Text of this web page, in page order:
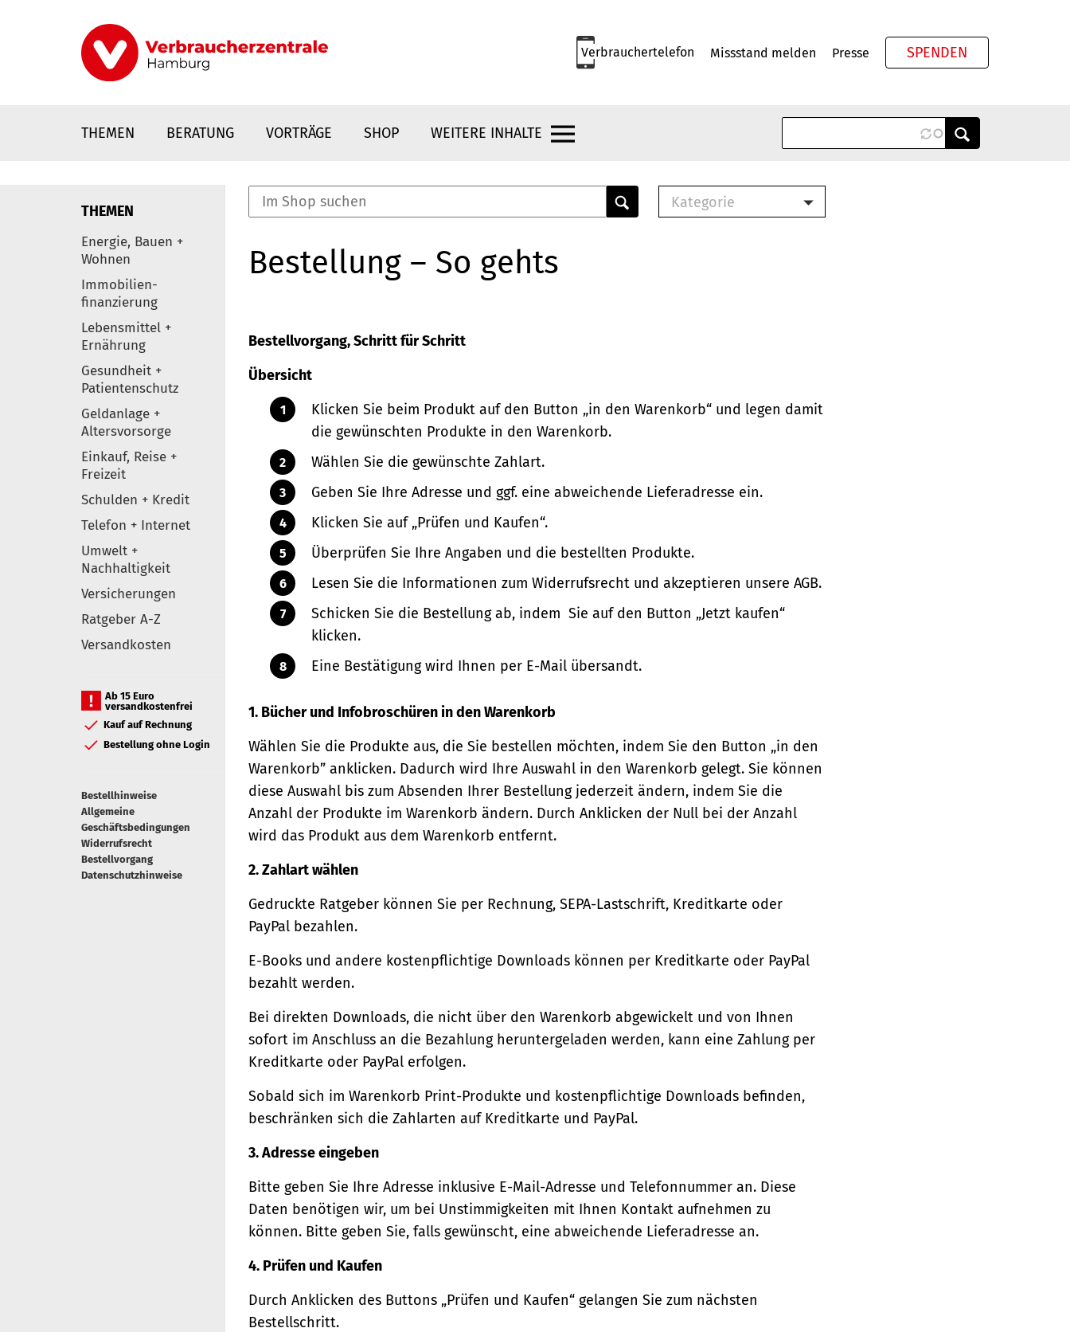
Verbrauchertelefon Missstand melden Presse SPENDEN
THEMEN BERATUNG VORTRÄGE SHOP WEITERE INHALTE
Elemente
THEMEN
Energie, Bauen +
Wohnen
Immobilien-
finanzierung
Lebensmittel +
Ernährung
Gesundheit +
Patientenschutz
Geldanlage +
Altersvorsorge
Einkauf, Reise +
Freizeit
Schulden + Kredit
Telefon + Internet
Umwelt +
Nachhaltigkeit
Versicherungen
Ratgeber A-Z
Versandkosten
Ab 15 Euro
versandkostenfrei
Kauf auf Rechnung
Bestellung ohne Login
Bestellhinweise
Allgemeine
Geschäftsbedingungen
Widerrufsrecht
Bestellvorgang
Datenschutzhinweise
Kategorie
Bestellung – So gehts
Bestellvorgang, Schritt für Schritt
Übersicht
Klicken Sie beim Produkt auf den Button „in den Warenkorb“ und legen damit
die gewünschten Produkte in den Warenkorb.
Wählen Sie die gewünschte Zahlart.
Geben Sie Ihre Adresse und ggf. eine abweichende Lieferadresse ein.
Klicken Sie auf „Prüfen und Kaufen“.
Überprüfen Sie Ihre Angaben und die bestellten Produkte.
Lesen Sie die Informationen zum Widerrufsrecht und akzeptieren unsere AGB.
Schicken Sie die Bestellung ab, indem Sie auf den Button „Jetzt kaufen“
klicken.
Eine Bestätigung wird Ihnen per E-Mail übersandt.
1. Bücher und Infobroschüren in den Warenkorb
Wählen Sie die Produkte aus, die Sie bestellen möchten, indem Sie den Button „in den
Warenkorb” anklicken. Dadurch wird Ihre Auswahl in den Warenkorb gelegt. Sie können
diese Auswahl bis zum Absenden Ihrer Bestellung jederzeit ändern, indem Sie die
Anzahl der Produkte im Warenkorb ändern. Durch Anklicken der Null bei der Anzahl
wird das Produkt aus dem Warenkorb entfernt.
2. Zahlart wählen
Gedruckte Ratgeber können Sie per Rechnung, SEPA-Lastschrift, Kreditkarte oder
PayPal bezahlen.
E-Books und andere kostenpflichtige Downloads können per Kreditkarte oder PayPal
bezahlt werden.
Bei direkten Downloads, die nicht über den Warenkorb abgewickelt und von Ihnen
sofort im Anschluss an die Bezahlung heruntergeladen werden, kann eine Zahlung per
Kreditkarte oder PayPal erfolgen.
Sobald sich im Warenkorb Print-Produkte und kostenpflichtige Downloads befinden,
beschränken sich die Zahlarten auf Kreditkarte und PayPal.
3. Adresse eingeben
Bitte geben Sie Ihre Adresse inklusive E-Mail-Adresse und Telefonnummer an. Diese
Daten benötigen wir, um bei Unstimmigkeiten mit Ihnen Kontakt aufnehmen zu
können. Bitte geben Sie, falls gewünscht, eine abweichende Lieferadresse an.
4. Prüfen und Kaufen
Durch Anklicken des Buttons „Prüfen und Kaufen“ gelangen Sie zum nächsten
Bestellschritt.